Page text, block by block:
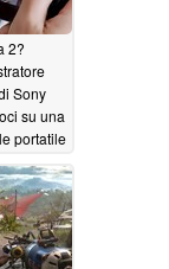
2?
Sony
su una
portatile
07/08/2026